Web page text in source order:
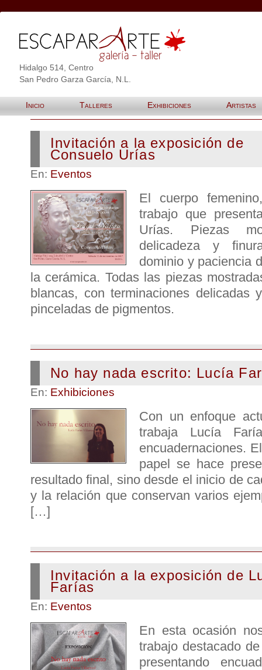
Hidalgo 514, Centro
San Pedro Garza García, N.L.
Inicio Talleres Exhibiciones Artistas
Invitación a la exposición de
Consuelo Urías
En: Eventos
El cuerpo
trabajo que
Urías. Piezas
delicadeza y
dominio y paciencia
la cerámica. Todas las piezas
blancas, con terminaciones delicadas
pinceladas de pigmentos.
No hay nada escrito: Lucía
En: Exhibiciones
Con un enfoque
trabaja Lucía
encuadernaciones.
papel se hace
resultado final, sino desde el inicio de
y la relación que conservan varios
[…]
Invitación a la exposición de
Farías
En: Eventos
En esta ocasión
trabajo destacado
presentando